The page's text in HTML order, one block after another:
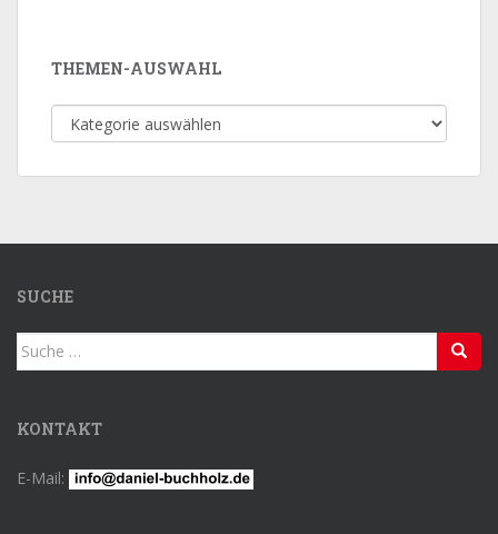
THEMEN-AUSWAHL
Themen-
Auswahl
SUCHE
Suche
nach:
KONTAKT
E-Mail: